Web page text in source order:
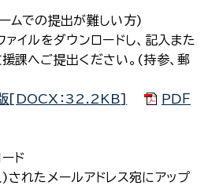
ムでの提出が難しい方)
イルをダウンロードし、記入また
課へご提出ください。(持参、郵
版[DOCX：32.2KB]
ＰＤＦ
ド
れたメールアドレス宛にアップ